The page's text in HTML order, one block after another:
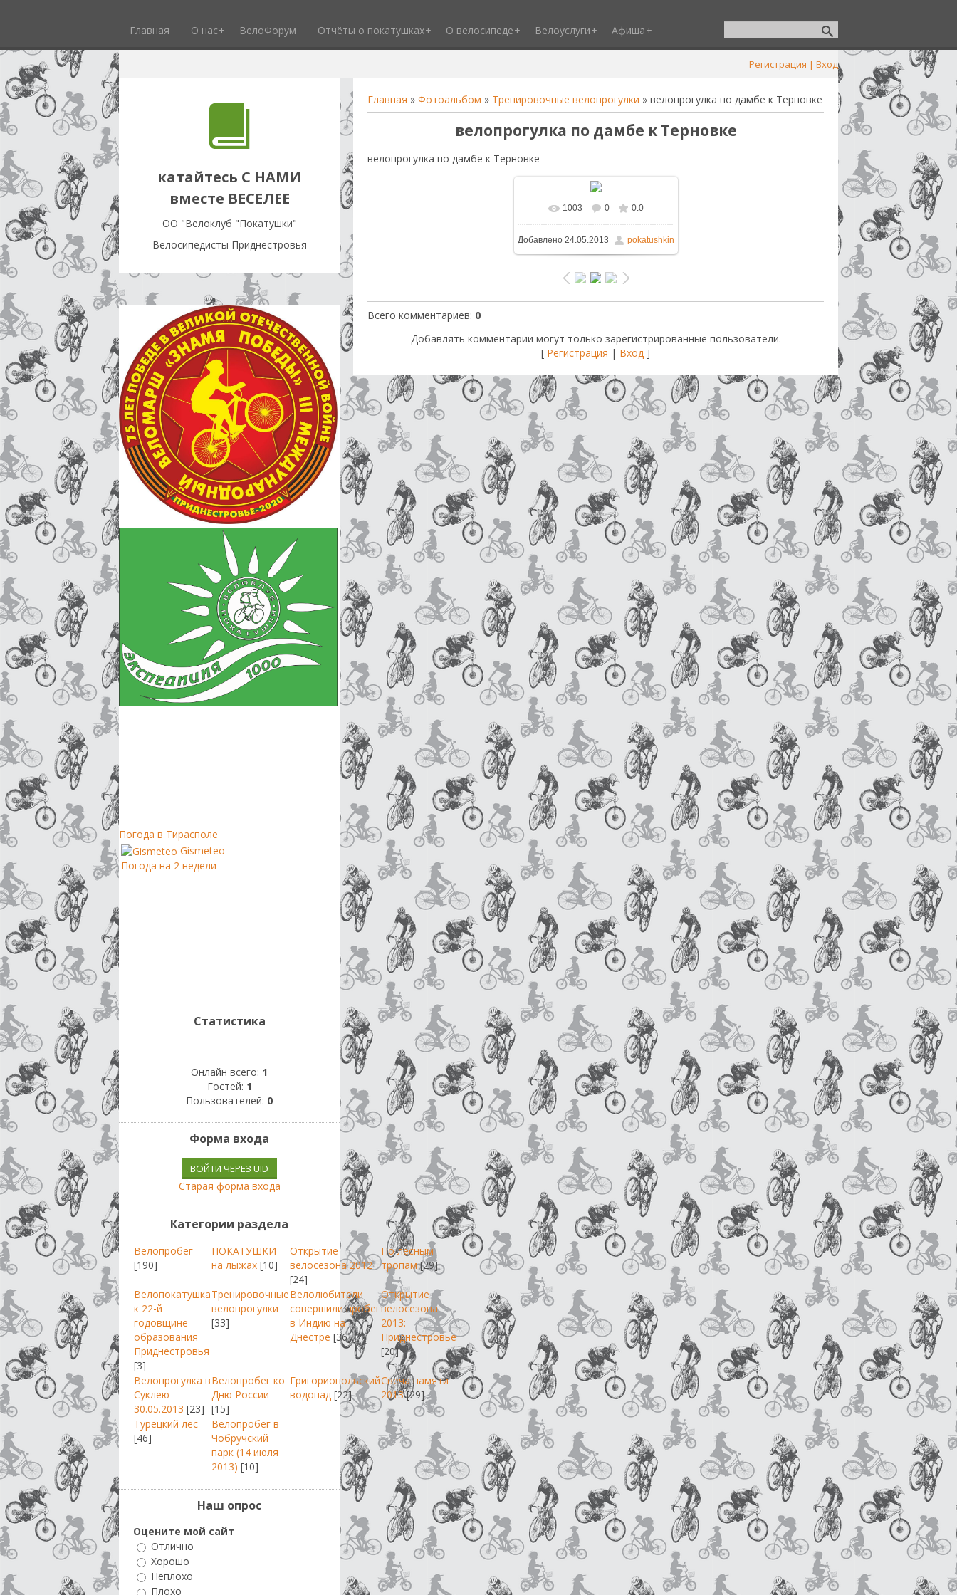
Главная О нас ВелоФорум Отчёты о покатушках О велосипеде Велоуслуги Афиша
Регистрация | Вход
катайтесь С НАМИ
вместе ВЕСЕЛЕЕ
OO "Велоклуб "Покатушки"
Велосипедисты Приднестровья
Главная » Фотоальбом » Тренировочные велопрогулки » велопрогулка по дамбе к Терновке
велопрогулка по дамбе к Терновке
велопрогулка по дамбе к Терновке
В реальном размере 1600x1200
/ 187.1Kb
1003 0 0.0
Добавлено24.05.2013 pokatushkin
Всего комментариев: 0
Добавлять комментарии могут только зарегистрированные пользователи.
[ Регистрация | Вход ]
Погода в Тирасполе
Gismeteo
Погода на 2 недели
Статистика
Онлайн всего: 1
Гостей: 1
Пользователей: 0
Форма входа
ВОЙТИ ЧЕРЕЗ UID
Старая форма входа
Категории раздела
Велопробег
[190]
ПОКАТУШКИ
на лыжах [10]
Открытие
велосезона 2012
[24]
По лесным
тропам [29]
Велопокатушка
к 22-й
годовщине
образования
Приднестровья
[3]
Тренировочные
велопрогулки
[33]
Велолюбители
совершили пробег
в Индию на
Днестре [36]
Открытие
велосезона
2013:
Приднестровье
[20]
Велопрогулка в
Суклею -
30.05.2013 [23]
Велопробег ко
Дню России
[15]
Григориопольский
водопад [22]
Свеча памяти
2013 [29]
Турецкий лес
[46]
Велопробег в
Чобручский
парк (14 июля
2013) [10]
Наш опрос
Оцените мой сайт
Отлично
Хорошо
Неплохо
Плохо